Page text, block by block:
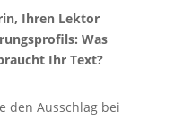
Ihren Lektor
Was
Ihr Text?
den Ausschlag bei